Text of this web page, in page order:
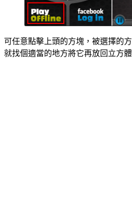
可任意點擊上頭的方塊，被選擇的
就找個適當的地方將它再放回立方體